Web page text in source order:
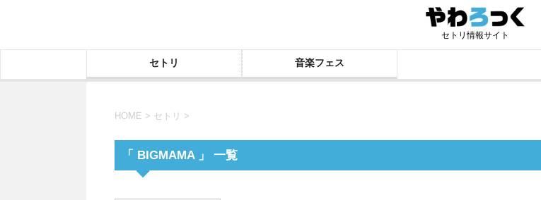
セトリ情報サイト
セトリ 音楽フェス
HOME > セトリ >
「 BIGMAMA 」 一覧